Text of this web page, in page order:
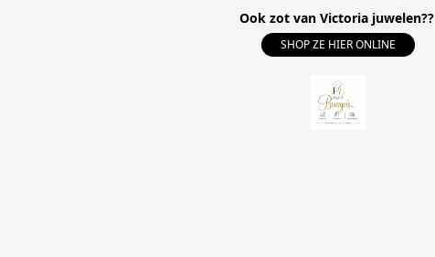
Ook zot van Victoria juwelen??
SHOP ZE HIER ONLINE